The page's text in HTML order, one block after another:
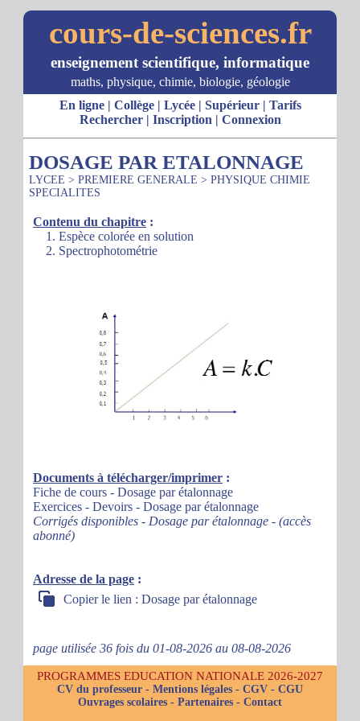
cours-de-sciences.fr
enseignement scientifique, informatique
maths, physique, chimie, biologie, géologie
En ligne| Collège| Lycée| Supérieur| Tarifs
Rechercher| Inscription | Connexion
DOSAGE PAR ETALONNAGE
LYCEE > PREMIERE GENERALE > PHYSIQUE CHIMIE
SPECIALITES
Contenu du chapitre :
1. Espèce colorée en solution
2. Spectrophotométrie
Documents à télécharger/imprimer :
Fiche de cours - Dosage par étalonnage
Exercices - Devoirs - Dosage par étalonnage
Corrigés disponibles - Dosage par étalonnage - (accès
abonné)
Adresse de la page :
Copier le lien : Dosage par étalonnage
page utilisée 36 fois du 01-08-2026 au 08-08-2026
PROGRAMMES EDUCATION NATIONALE 2026-2027
CV du professeur - Mentions légales - CGV - CGU
Ouvrages scolaires - Partenaires - Contact